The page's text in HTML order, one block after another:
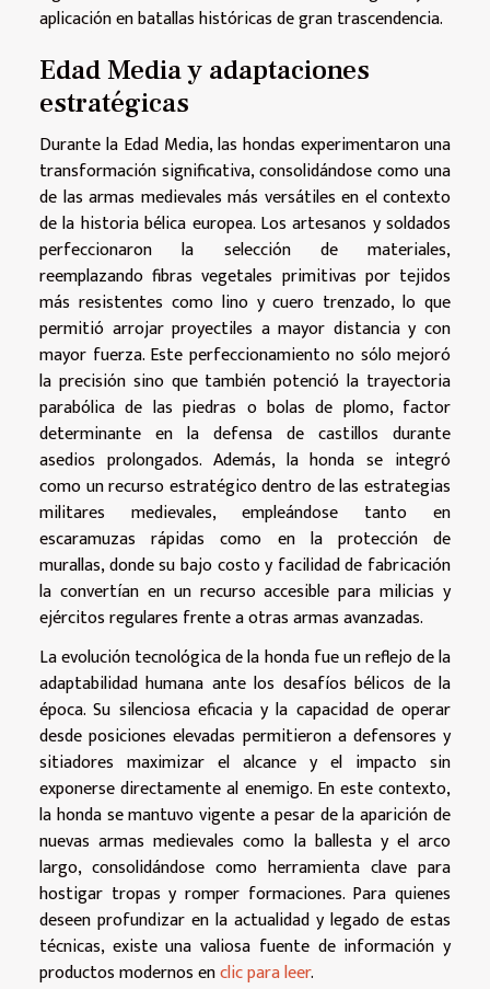
aplicación en batallas históricas de gran trascendencia.
Edad Media y adaptaciones
estratégicas
Durante la Edad Media, las hondas experimentaron una
transformación significativa, consolidándose como una
de las armas medievales más versátiles en el contexto
de la historia bélica europea. Los artesanos y soldados
perfeccionaron la selección de materiales,
reemplazando fibras vegetales primitivas por tejidos
más resistentes como lino y cuero trenzado, lo que
permitió arrojar proyectiles a mayor distancia y con
mayor fuerza. Este perfeccionamiento no sólo mejoró
la precisión sino que también potenció la trayectoria
parabólica de las piedras o bolas de plomo, factor
determinante en la defensa de castillos durante
asedios prolongados. Además, la honda se integró
como un recurso estratégico dentro de las estrategias
militares medievales, empleándose tanto en
escaramuzas rápidas como en la protección de
murallas, donde su bajo costo y facilidad de fabricación
la convertían en un recurso accesible para milicias y
ejércitos regulares frente a otras armas avanzadas.
La evolución tecnológica de la honda fue un reflejo de la
adaptabilidad humana ante los desafíos bélicos de la
época. Su silenciosa eficacia y la capacidad de operar
desde posiciones elevadas permitieron a defensores y
sitiadores maximizar el alcance y el impacto sin
exponerse directamente al enemigo. En este contexto,
la honda se mantuvo vigente a pesar de la aparición de
nuevas armas medievales como la ballesta y el arco
largo, consolidándose como herramienta clave para
hostigar tropas y romper formaciones. Para quienes
deseen profundizar en la actualidad y legado de estas
técnicas, existe una valiosa fuente de información y
productos modernos enclic para leer.